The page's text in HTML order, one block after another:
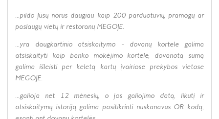
...pildo Jūsų norus daugiau kaip 200 parduotuvių, pramogų ar
paslaugų vietų ir restoranų MEGOJE.
...yra daugkartinio atsiskaitymo - dovanų kortele galima
atsiskaityti kaip banko mokėjimo kortele, dovanotą sumą
galima išleisti per keletą kartų įvairiose prekybos vietose
MEGOJE.
...galioja net 12 mėnesių, o jos galiojimo datą, likutį ir
atsiskaitymų istoriją galima pasitikrinti nuskanavus QR kodą,